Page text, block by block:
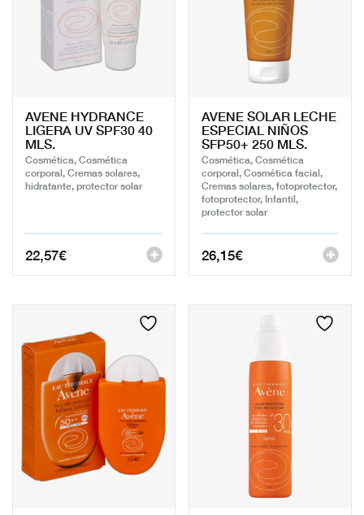
AVENE HYDRANCE
LIGERA UV SPF30 40
MLS.
Cosmética, Cosmética
corporal, Cremas solares,
hidratante, protector solar
22,57€
AVENE SOLAR LECHE
ESPECIAL NIÑOS
SFP50+ 250 MLS.
Cosmética, Cosmética
corporal, Cosmética facial,
Cremas solares, fotoprotector,
fotoprotector, Infantil,
protector solar
26,15€